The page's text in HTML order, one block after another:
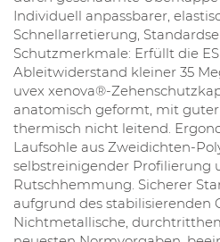
Individuell anpassbarer,
Schnellarretierung,
Schutzmerkmale: Erfüllt die
Ableitwiderstand kleiner 35
uvex xenova®-
anatomisch geformt, mit
thermisch nicht leitend.
Laufsohle aus Zweidichten-
selbstreinigender Profilierung
Rutschhemmung. Sicherer
aufgrund des stabilisierenden
Nichtmetallische,